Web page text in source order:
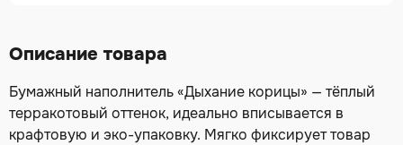
Описание товара
Бумажный наполнитель «Дыхание корицы» — тёплый
терракотовый оттенок, идеально вписывается в
крафтовую и эко-упаковку. Мягко фиксирует товар